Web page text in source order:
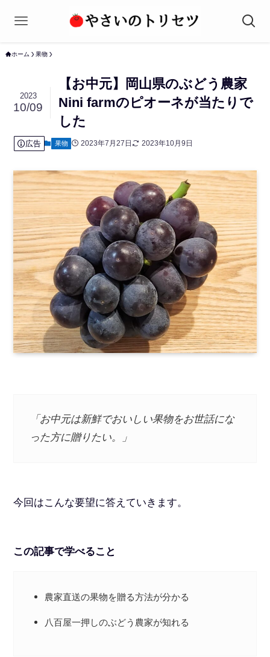
ホーム 果物
【お中元】岡山県のぶどう農家
Nini farmのピオーネが当たりで
した
2023
10/09
広告 果物 2023年7月27日 2023年10月9日
「お中元は新鮮でおいしい果物をお世話にな
った方に贈りたい。」
今回はこんな要望に答えていきます。
この記事で学べること
農家直送の果物を贈る方法が分かる
八百屋一押しのぶどう農家が知れる